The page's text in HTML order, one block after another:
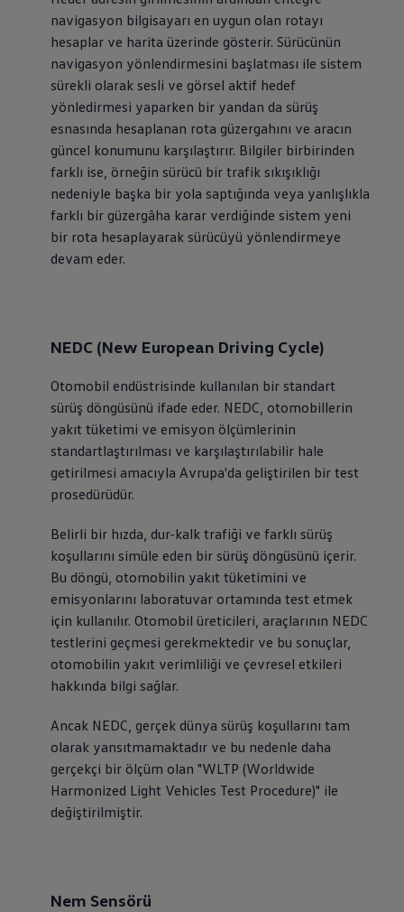
İletişim ve Destek
Yetkili Satıcı ve Servisler
Volkswagen Yol Yardım ve İletişim
Volkswagen Dünyası
WLTP ve Yakıt Tasarruf İpuçları
Volkswagen Sözlük
navigasyon bilgisayarı en uygun olan rotayı
hesaplar ve harita üzerinde gösterir. Sürücünün
navigasyon yönlendirmesini başlatması ile sistem
sürekli olarak sesli ve görsel aktif hedef
yönledirmesi yaparken bir yandan da sürüş
esnasında hesaplanan rota güzergahını ve aracın
güncel konumunu karşılaştırır. Bilgiler birbirinden
farklı ise, örneğin sürücü bir trafik sıkışıklığı
nedeniyle başka bir yola saptığında veya yanlışlıkla
farklı bir güzergâha karar verdiğinde sistem yeni
bir rota hesaplayarak sürücüyü yönlendirmeye
devam eder.
NEDC (New European Driving Cycle)
Otomobil endüstrisinde kullanılan bir standart
sürüş döngüsünü ifade eder. NEDC, otomobillerin
yakıt tüketimi ve emisyon ölçümlerinin
standartlaştırılması ve karşılaştırılabilir hale
getirilmesi amacıyla Avrupa'da geliştirilen bir test
prosedürüdür.
Belirli bir hızda, dur-kalk trafiği ve farklı sürüş
koşullarını simüle eden bir sürüş döngüsünü içerir.
Bu döngü, otomobilin yakıt tüketimini ve
emisyonlarını laboratuvar ortamında test etmek
için kullanılır. Otomobil üreticileri, araçlarının NEDC
testlerini geçmesi gerekmektedir ve bu sonuçlar,
otomobilin yakıt verimliliği ve çevresel etkileri
hakkında bilgi sağlar.
Ancak NEDC, gerçek dünya sürüş koşullarını tam
olarak yansıtmamaktadır ve bu nedenle daha
gerçekçi bir ölçüm olan "WLTP (Worldwide
Harmonized Light Vehicles Test Procedure)" ile
değiştirilmiştir.
Nem Sensörü